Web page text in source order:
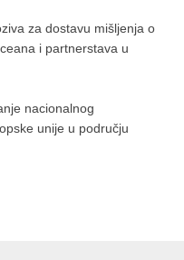
za dostavu mišljenja o
i partnerstava u
nacionalnog
unije u području